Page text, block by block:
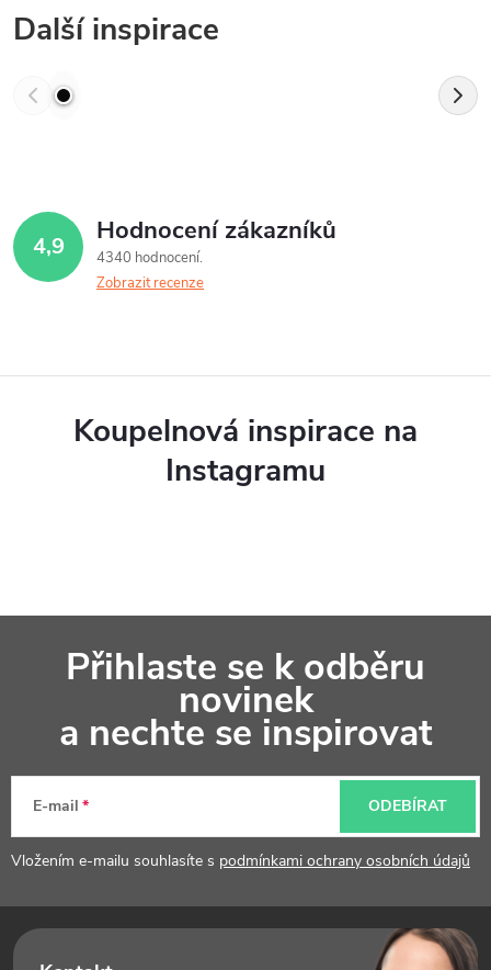
Další inspirace
4,9 Hodnocení zákazníků
4340 hodnocení
Zobrazit recenze
Koupelnová inspirace na
Instagramu
a
Přihlaste se k odběru
novinek
a nechte se inspirovat
E-mail
Vložením e-mailu souhlasíte s podmínkami ochrany osobních údajů
ODEBÍRAT